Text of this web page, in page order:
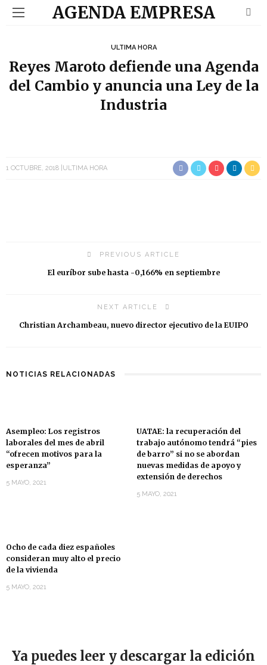
AGENDA EMPRESA
ULTIMA HORA
Reyes Maroto defiende una Agenda
del Cambio y anuncia una Ley de la
Industria
1 OCTUBRE, 2018 ULTIMA HORA
PREVIOUS ARTICLE
El euríbor sube hasta -0,166% en septiembre
NEXT ARTICLE
Christian Archambeau, nuevo director ejecutivo de la EUIPO
NOTICIAS RELACIONADAS
Asempleo: Los registros
laborales del mes de abril
“ofrecen motivos para la
esperanza”
5 MAYO, 2021
UATAE: la recuperación del
trabajo autónomo tendrá “pies
de barro” si no se abordan
nuevas medidas de apoyo y
extensión de derechos
5 MAYO, 2021
Ocho de cada diez españoles
consideran muy alto el precio
de la vivienda
5 MAYO, 2021
Ya puedes leer y descargar la edición